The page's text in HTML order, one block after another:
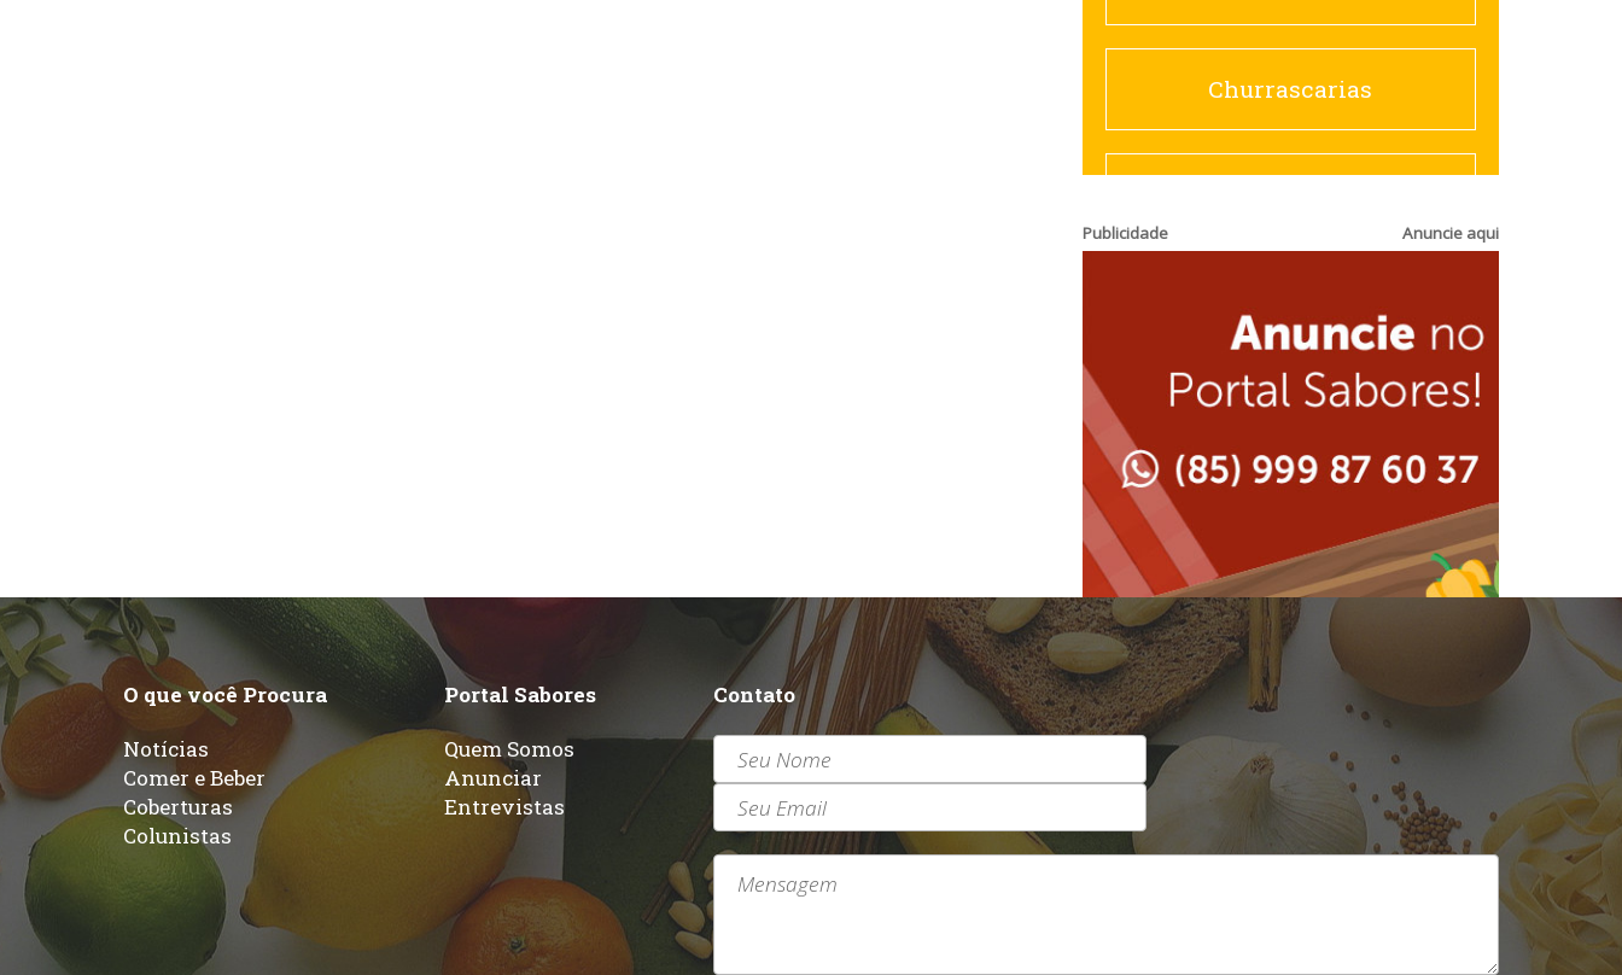
Comida saudável
Contemporânea
Espanhola
Francesa
Hamburguerias e
Sanduicherias
Internacional
Japonesa e Oriental
Churrascarias
Sanduicherias
Lanchonetes
Massas
Padarias e Confeitarias
Peixes e Frutos do Mar
Pizzarias
Publicidade Anuncie aqui
O que você Procura
Notícias
Comer e Beber
Coberturas
Colunistas
Portal Sabores
Quem Somos
Anunciar
Entrevistas
Contato